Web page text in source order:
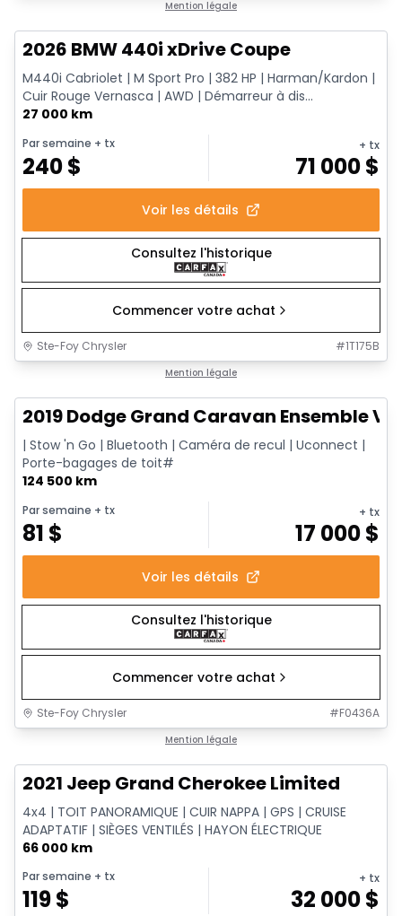
Mention légale
2026 BMW 440i xDrive Coupe
M440i Cabriolet | M Sport Pro | 382 HP | Harman/Kardon |
Cuir Rouge Vernasca | AWD | Démarreur à dis...
27 000 km
Par semaine + tx
240$
+ tx
71 000$
Voir les détails
Consultez l'historique
Commencer votre achat
Ste-Foy Chrysler #1T175B
Mention légale
2019 Dodge Grand Caravan Ensemble
| Stow 'n Go | Bluetooth | Caméra de recul | Uconnect |
Porte-bagages de toit#
124 500 km
Par semaine + tx
81 $
+ tx
17 000$
Voir les détails
Consultez l'historique
Commencer votre achat
Ste-Foy Chrysler #F0436A
Mention légale
2021 Jeep Grand Cherokee Limited
4x4 | TOIT PANORAMIQUE | CUIR NAPPA | GPS | CRUISE
ADAPTATIF | SIÈGES VENTILÉS | HAYON ÉLECTRIQUE
66 000 km
Par semaine + tx
119$
+ tx
32 000$